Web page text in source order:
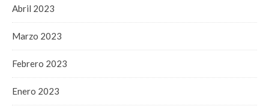
Abril 2023
Marzo 2023
Febrero 2023
Enero 2023